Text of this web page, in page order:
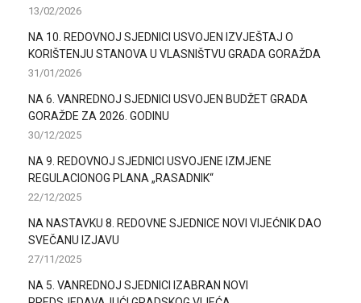
13/02/2026
NA 10. REDOVNOJ SJEDNICI USVOJEN IZVJEŠTAJ O
KORIŠTENJU STANOVA U VLASNIŠTVU GRADA GORAŽDA
31/01/2026
NA 6. VANREDNOJ SJEDNICI USVOJEN BUDŽET GRADA
GORAŽDE ZA 2026. GODINU
30/12/2025
NA 9. REDOVNOJ SJEDNICI USVOJENE IZMJENE
REGULACIONOG PLANA „RASADNIK“
22/12/2025
NA NASTAVKU 8. REDOVNE SJEDNICE NOVI VIJEĆNIK DAO
SVEČANU IZJAVU
27/11/2025
NA 5. VANREDNOJ SJEDNICI IZABRAN NOVI